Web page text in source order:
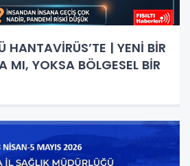
HANTAVİRÜS’TE | YENİ BİR
MI, YOKSA BÖLGESEL BİR